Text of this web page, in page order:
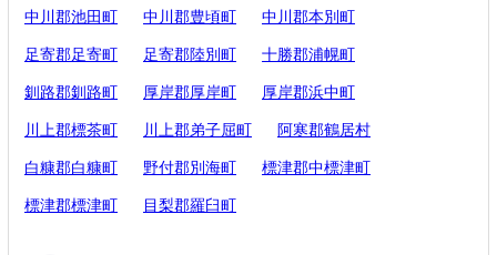
中川郡池田町 中川郡豊頃町 中川郡本別町
足寄郡足寄町 足寄郡陸別町 十勝郡浦幌町
釧路郡釧路町 厚岸郡厚岸町 厚岸郡浜中町
川上郡標茶町 川上郡弟子屈町 阿寒郡鶴居村
白糠郡白糠町 野付郡別海町 標津郡中標津町
標津郡標津町 目梨郡羅臼町